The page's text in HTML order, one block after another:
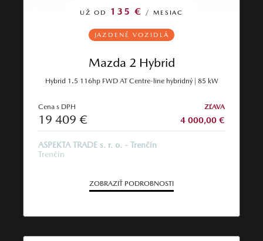
UŽ OD 135 € / MESIAC
JAZDENÉ VOZIDLÁ
Mazda 2 Hybrid
Hybrid 1.5 116hp FWD AT Centre-line hybridný | 85 kW
Cena s DPH
19 409 €
ZĽAVA
4 000,00 €
ASPEKTA TRADE s. r. o. - Trenčín
Trenčín
ZOBRAZIŤ PODROBNOSTI